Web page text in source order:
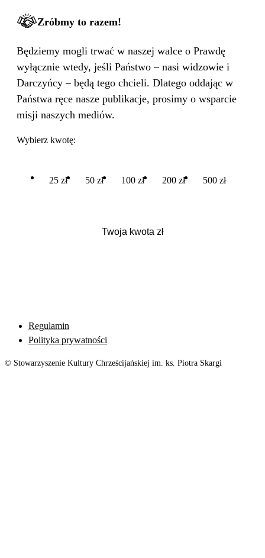
Zróbmy to razem!
Będziemy mogli trwać w naszej walce o Prawdę
wyłącznie wtedy, jeśli Państwo – nasi widzowie i
Darczyńcy – będą tego chcieli. Dlatego oddając w
Państwa ręce nasze publikacje, prosimy o wsparcie
misji naszych mediów.
Wybierz kwotę:
25 zł 50 zł 100 zł 200 zł 500 zł
Regulamin
Polityka prywatności
© Stowarzyszenie Kultury Chrześcijańskiej im. ks. Piotra Skargi